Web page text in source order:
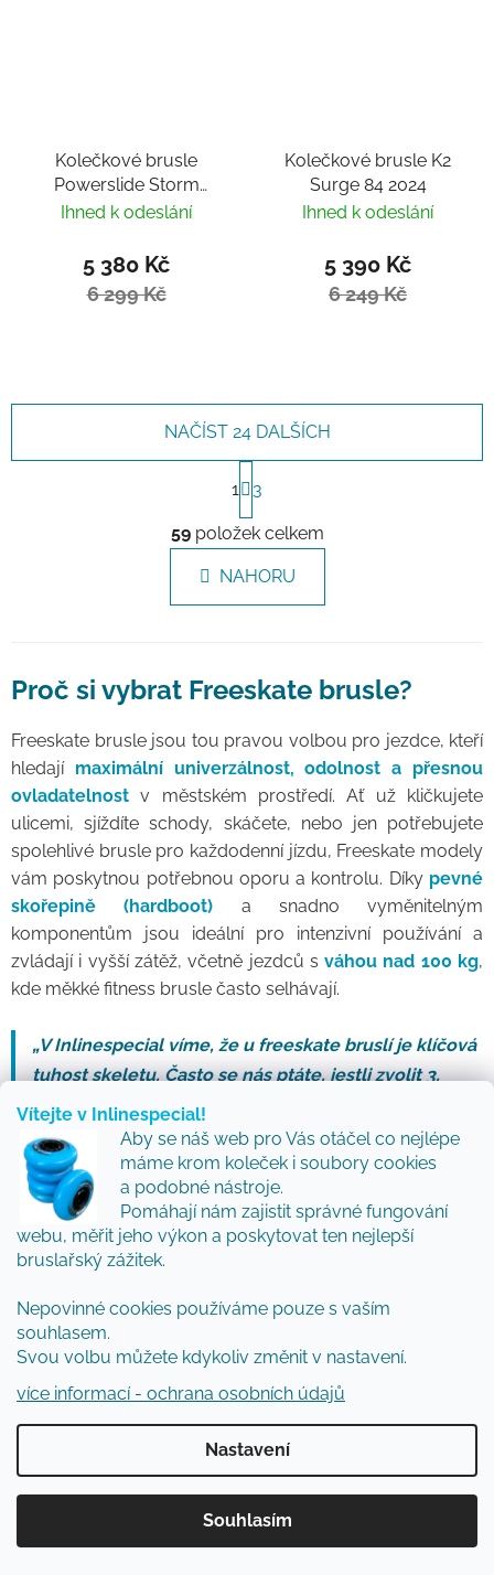
Vítejte v Inlinespecial!
Aby se náš web pro Vás otáčel co nejlépe
máme krom koleček i soubory cookies
a podobné nástroje.
Pomáhají nám zajistit správné fungování
webu, měřit jeho výkon a poskytovat ten nejlepší
bruslařský zážitek.
Nepovinné cookies používáme pouze s vaším
souhlasem.
Svou volbu můžete kdykoliv změnit v nastavení.
více informací - ochrana osobních údajů
Nastavení
Souhlasím
Kolečkové brusle
Powerslide Storm
Black 110
Ihned k odeslání
5 380 Kč
6 299 Kč
Kolečkové brusle K2
Surge 84 2024
Ihned k odeslání
5 390 Kč
6 249 Kč
Ovládací prvky výpisu
NAČÍST 24 DALŠÍCH
1 3
59položek celkem
NAHORU
Proč si vybrat Freeskate brusle?
Freeskate brusle jsou tou pravou volbou pro jezdce, kteří
hledají maximální univerzálnost, odolnost a přesnou
ovladatelnost v městském prostředí. Ať už kličkujete
ulicemi, sjíždíte schody, skáčete, nebo jen potřebujete
spolehlivé brusle pro každodenní jízdu, Freeskate modely
vám poskytnou potřebnou oporu a kontrolu. Díky pevné
skořepině (hardboot) a snadno vyměnitelným
komponentům jsou ideální pro intenzivní používání a
zvládají i vyšší zátěž, včetně jezdců sváhou nad 100 kg,
kde měkké fitness brusle často selhávají.
„V Inlinespecial víme, že u freeskate bruslí je klíčová
tuhost skeletu. Často se nás ptáte, jestli zvolit 3,
nebo 4 kolečka. Naše zkušenost z testování je
taková, že pro rychlý přesun městem vítězí
3x110mm, ale pro maximální kontrolu a slalom
nedáme dopustit na 4x80mm.“
Martin doporučuje:
Pokud máte normální až užší nohu,
doporučujiPowerslide Next. Přenos síly
díky Trinity systému je prostě znát a velkou
Sám je jezdím jak ve variantě 4x90 tak 3x110
mm."